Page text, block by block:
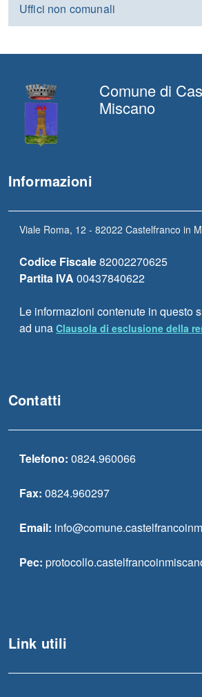
Uffici non comunali
Comune di
Miscano
Informazioni
Viale Roma, 12 - 82022 Castelfranco in
Codice Fiscale82002270625
Partita IVA 00437840622
Le informazioni contenute in questo
ad una Clausola di esclusione della
Contatti
Telefono: 0824.960066
Fax: 0824.960297
Email:
Pec:
Link utili